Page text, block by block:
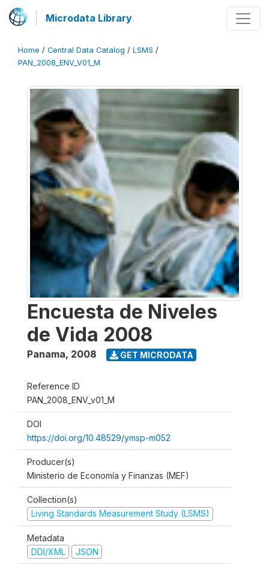
Microdata Library
Home / Central Data Catalog / LSMS /
PAN_2008_ENV_V01_M
Encuesta de Niveles
de Vida 2008
Panama, 2008 GET MICRODATA
Reference ID
PAN_2008_ENV_v01_M
DOI
https://doi.org/10.48529/ymsp-m052
Producer(s)
Ministerio de Economía y Finanzas (MEF)
Collection(s)
Living Standards Measurement Study (LSMS)
Metadata
DDI/XML
JSON